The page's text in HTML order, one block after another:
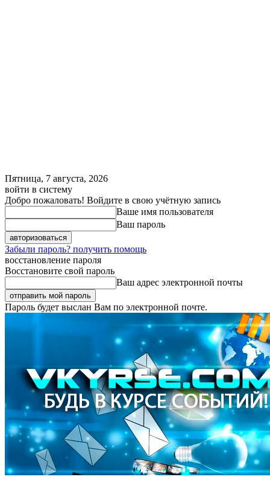
Пятница, 7 августа, 2026
войти в систему
Добро пожаловать! Войдите в свою учётную запись
Ваше имя пользователя
Ваш пароль
Забыли пароль? получить помощь
восстановление пароля
Восстановите свой пароль
Ваш адрес электронной почты
Пароль будет выслан Вам по электронной почте.